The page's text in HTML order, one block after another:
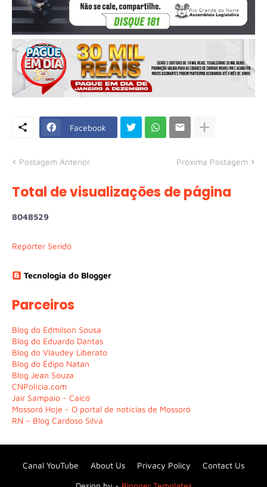
Facebook
Postagem Anterior Próxima Postagem
Total de visualizações de página
8048529
Repórter Seridó
Tecnologia do Blogger
Parceiros
Blog do Edmilson Sousa
Blog do Eduardo Dantas
Blog do Vlaudey Liberato
Blog do Édipo Natan
Blog Jean Souza
CNPolícia.com
Jair Sampaio - Caicó
Mossoró Hoje - O portal de notícias de Mossoró
RN – Blog Cardoso Silva
Canal YouTube About Us Privacy Policy Contact Us